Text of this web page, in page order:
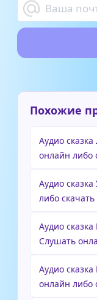
Похожие
Аудио
онлайн либо
Аудио
либо скачать
Аудио
Слушать
Аудио
онлайн либо